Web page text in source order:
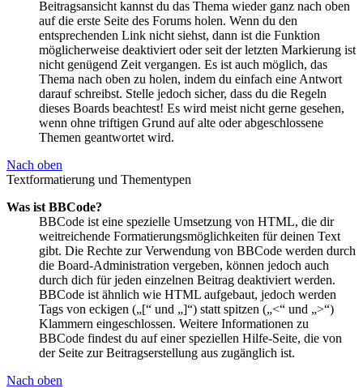
Beitragsansicht kannst du das Thema wieder ganz nach oben
auf die erste Seite des Forums holen. Wenn du den
entsprechenden Link nicht siehst, dann ist die Funktion
möglicherweise deaktiviert oder seit der letzten Markierung ist
nicht genügend Zeit vergangen. Es ist auch möglich, das
Thema nach oben zu holen, indem du einfach eine Antwort
darauf schreibst. Stelle jedoch sicher, dass du die Regeln
dieses Boards beachtest! Es wird meist nicht gerne gesehen,
wenn ohne triftigen Grund auf alte oder abgeschlossene
Themen geantwortet wird.
Nach oben
Textformatierung und Thementypen
Was ist BBCode?
BBCode ist eine spezielle Umsetzung von HTML, die dir
weitreichende Formatierungsmöglichkeiten für deinen Text
gibt. Die Rechte zur Verwendung von BBCode werden durch
die Board-Administration vergeben, können jedoch auch
durch dich für jeden einzelnen Beitrag deaktiviert werden.
BBCode ist ähnlich wie HTML aufgebaut, jedoch werden
Tags von eckigen („[“ und „]“) statt spitzen („<“ und „>“)
Klammern eingeschlossen. Weitere Informationen zu
BBCode findest du auf einer speziellen Hilfe-Seite, die von
der Seite zur Beitragserstellung aus zugänglich ist.
Nach oben